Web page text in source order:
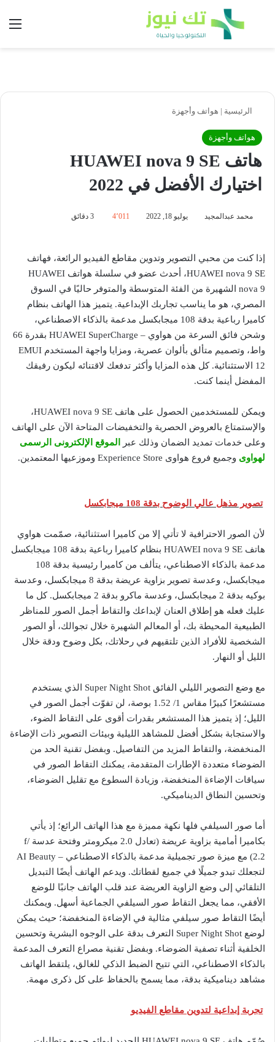
بحث عن
الرئيسية | هواتف وأجهزة
هواتف وأجهزة
هاتف HUAWEI nova 9 SE
اختيارك الأفضل في 2022
محمد عبدالمجيد يوليو 18, 2022 4٬011
إذا كنت من محبي التصوير وتدوين مقاطع الفيديو الرائعة، فهاتف
HUAWEI nova 9 SE، أحدث عضو في سلسلة هواتف HUAWEI
nova 9 الشهيرة من الفئة المتوسطة والمتوفر حاليًا في السوق
المصري، هو ما يناسب تجاربك الإبداعية. يتميز هذا الهاتف بنظام
كاميرا رباعية بدقة 108 ميجابكسل مدعمة بالذكاء الاصطناعي،
وشحن فائق السرعة من هواوي – HUAWEI SuperCharge بقدرة 66
واط، وتصميم متألق بألوان عصرية، ومزايا واجهة المستخدم EMUI
12 الاستثنائية. كل هذه المزايا وأكثر تدفعك لاقتنائه ليكون رفيقك
المفضل أينما كنت.
ويمكن للمستخدمين الحصول على هاتف HUAWEI nova 9 SE،
والإستمتاع بالعروض الحصرية والتخفيضات المتاحة الآن على الهاتف
وعلى خدمات تمديد الضمان وذلك عبر
الموقع الإلكترونى الرسمى
لهواوى وجميع فروع هواوى Experience Store وموزعيها المعتمدين.
تصوير مذهل عالي الوضوح بدقة 108 ميجابكسل
لأن الصور الاحترافية لا تأتي إلا من كاميرا استثنائية، صمّمت هواوي
هاتف HUAWEI nova 9 SE بنظام كاميرا رباعية بدقة 108 ميجابكسل
مدعمة بالذكاء الاصطناعي، يتألف من كاميرا رئيسية بدقة 108
ميجابكسل، وعدسة تصوير بزاوية عريضة بدقة 8 ميجابكسل، وعدسة
بوكيه بدقة 2 ميجابكسل، وعدسة ماكرو بدقة 2 ميجابكسل. كل ما
عليك فعله هو إطلاق العنان لإبداعك والتقاط أجمل الصور للمناظر
الطبيعية المحيطة بك، أو المعالم الشهيرة خلال تجوالك، أو الصور
الشخصية للأفراد الذين تلتقيهم في رحلاتك، بكل وضوح ودقة خلال
الليل أو النهار.
مع وضع التصوير الليلي الفائق Super Night Shot الذي يستخدم
مستشعرًا كبيرًا مقاس 1/ 1.52 بوصة، لن تفوّت أجمل الصور في
الليل؛ إذ يتميز هذا المستشعر بقدرات أقوى على التقاط الضوء،
والاستجابة بشكل أفضل للمشاهد الليلية وبيئات التصوير ذات الإضاءة
المنخفضة، والتقاط المزيد من التفاصيل. وبفضل تقنية الحد من
الضوضاء متعددة الإطارات المتقدمة، يمكنك التقاط الصور في
سياقات الإضاءة المنخفضة، وزيادة السطوع مع تقليل الضوضاء،
وتحسين النطاق الديناميكي.
أما صور السيلفي فلها نكهة مميزة مع هذا الهاتف الرائع؛ إذ يأتي
بكاميرا أمامية بزاوية عريضة (تعادل 2.0 ميكرومتر وفتحة عدسة f/
2.2) مع ميزة صور تجميلية مدعمة بالذكاء الاصطناعي – AI Beauty
لتجعلك تبدو جميلًا في جميع لقطاتك. ويدعم الهاتف أيضًا التبديل
التلقائي إلى وضع الزاوية العريضة عند قلب الهاتف جانبًا للوضع
الأفقي، مما يجعل التقاط صور السيلفي الجماعية أسهل. ويمكنك
أيضًا التقاط صور سيلفي مثالية في الإضاءة المنخفضة؛ حيث يمكن
لوضع Super Night Shot التعرف بدقة على الوجوه البشرية وتحسين
الخلفية أثناء تصفية الضوضاء. وبفضل تقنية مصراع التعرف المدعمة
بالذكاء الاصطناعي، التي تتيح الضبط الذكي للغالق، يلتقط الهاتف
مشاهد ديناميكية بدقة، مما يسمح بالحفاظ على كل ذكرى مهمة.
تجربة إبداعية لتدوين مقاطع الفيديو